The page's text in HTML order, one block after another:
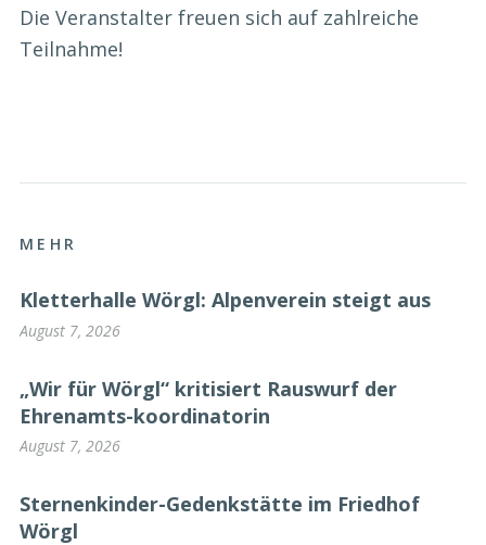
Die Veranstalter freuen sich auf zahlreiche
Teilnahme!
MEHR
Kletterhalle Wörgl: Alpenverein steigt aus
August 7, 2026
„Wir für Wörgl“ kritisiert Rauswurf der
Ehrenamts-koordinatorin
August 7, 2026
Sternenkinder-Gedenkstätte im Friedhof
Wörgl